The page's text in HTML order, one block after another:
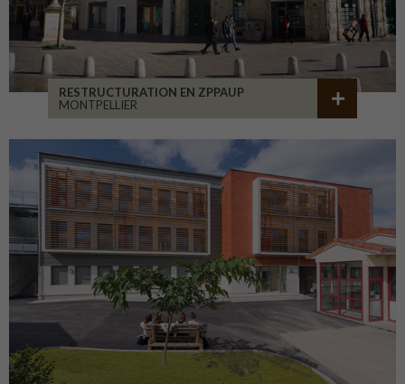
RESTRUCTURATION EN ZPPAUP
MONTPELLIER